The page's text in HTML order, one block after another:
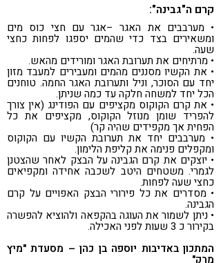
קרם ה"גבינה":
• מערבבים את האגר –אגר עם חצי כוס מים
ומשאירים בצד כדי שהמים יספגו לפחות כחצי
שעה.
• מרתיחים את תערובת האגר ומורידים מהאש.
• את הקשיו מסננים מהמים ומעבירים למעבד מזון
יחד עם הסוכר, וניל ותערובת האגר החמה. טוחנים
הכל יחד למשחה חלקה עד כמה שניתן.
• את קרם הקוקוס מקציפים עם הפודינג (אין צורך
להפריד שומן מנוזל הקוקוס, מקציפים את כל
הפחית אך מקפידים שהיה קר)
• מערבבים יחד את תערובת הקשיו עם הקוקוס
ומקפלים פנימה את קליפת הלימון.
• יוצקים את קרם הגבינה על הבצק לאחר שהצטנן
לגמרי. משטחים היטב לשכבה אחידה ומקפיאים
כחצי שעה לפחות.
• מסדרים את כל פירורי הבצק האפויים על קרם
הגבינה.
• ניתן לשמור את העוגה בהקפאה ולהוציא להפשרה
בקירור כ 3 שעות לפני האכילה.
המתכון באדיבות יוספה בן כהן – מסעדת "מיץ
מרק"